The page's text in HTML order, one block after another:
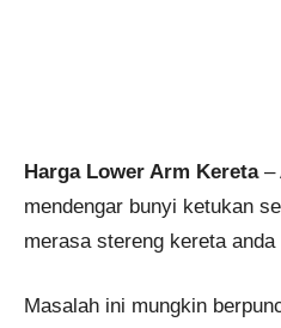
Harga Lower Arm Kereta–
mendengar bunyi ketukan
merasa stereng kereta anda
Masalah ini mungkin